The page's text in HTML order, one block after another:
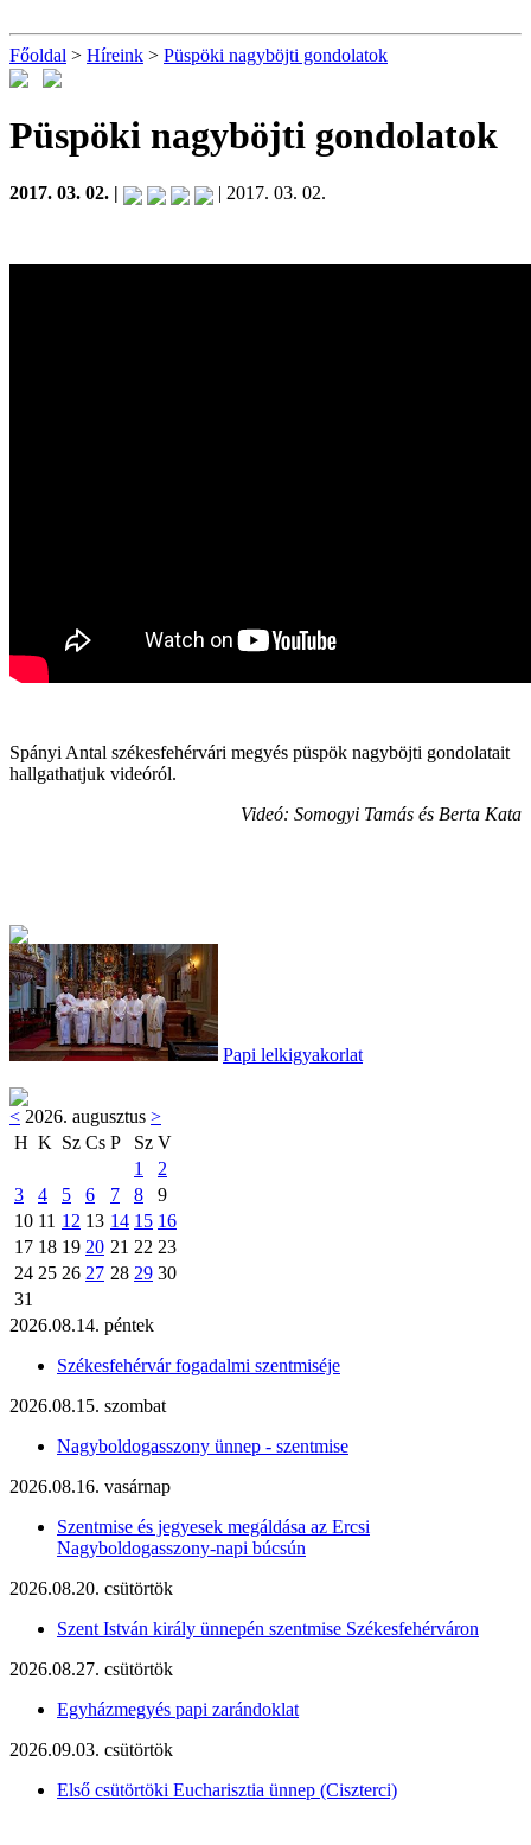
Főoldal > Híreink > Püspöki nagyböjti gondolatok
Püspöki nagyböjti gondolatok
2017. 03. 02. | | 2017. 03. 02.
Spányi Antal székesfehérvári megyés püspök nagyböjti gondolatait
hallgathatjuk videóról.
Videó: Somogyi Tamás és Berta Kata
Papi lelkigyakorlat
< 2026. augusztus >
H K Sz Cs P Sz V
1
2
3
4 5 6 7 8
9
10 11 12 13 14 15 16
17 18 19 20 21 22 23
24 25 26 27 28 29 30
31
2026.08.14. péntek
Székesfehérvár fogadalmi szentmiséje
2026.08.15. szombat
Nagyboldogasszony ünnep - szentmise
2026.08.16. vasárnap
Szentmise és jegyesek megáldása az Ercsi
Nagyboldogasszony-napi búcsún
2026.08.20. csütörtök
Szent István király ünnepén szentmise Székesfehérváron
2026.08.27. csütörtök
Egyházmegyés papi zarándoklat
2026.09.03. csütörtök
Első csütörtöki Eucharisztia ünnep (Ciszterci)